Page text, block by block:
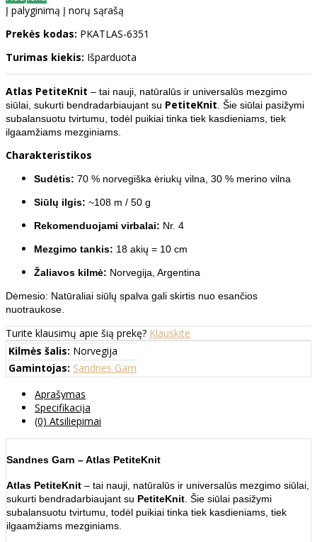
Į palyginimą Į norų sąrašą
Prekės kodas: PKATLAS-6351
Turimas kiekis: Išparduota
Atlas PetiteKnit – tai nauji, natūralūs ir universalūs mezgimo
siūlai, sukurti bendradarbiaujant su PetiteKnit . Šie siūlai pasižymi
subalansuotu tvirtumu, todėl puikiai tinka tiek kasdieniams, tiek
ilgaamžiams mezginiams.
Charakteristikos
Sudėtis: 70 % norvegiška ėriukų vilna, 30 % merino vilna
Siūlų ilgis: ~108 m / 50 g
Rekomenduojami virbalai: Nr. 4
Mezgimo tankis: 18 akių = 10 cm
Žaliavos kilmė: Norvegija, Argentina
Dėmesio: Natūraliai siūlų spalva gali skirtis nuo esančios
nuotraukose.
Turite klausimų apie šią prekę? Klauskite
Kilmės šalis: Norvegija
Gamintojas: Sandnes Garn
Aprašymas
Specifikacija
(0) Atsiliepimai
Sandnes Garn – Atlas PetiteKnit
Atlas PetiteKnit – tai nauji, natūralūs ir universalūs mezgimo siūlai,
sukurti bendradarbiaujant su PetiteKnit . Šie siūlai pasižymi
subalansuotu tvirtumu, todėl puikiai tinka tiek kasdieniams, tiek
ilgaamžiams mezginiams.